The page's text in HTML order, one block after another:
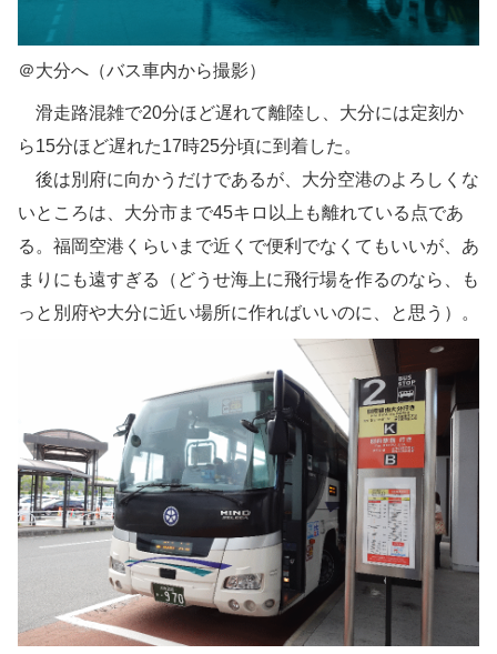
＠大分へ（バス車内から撮影）
滑走路混雑で20分ほど遅れて離陸し、大分には定刻か
ら15分ほど遅れた17時25分頃に到着した。
後は別府に向かうだけであるが、大分空港のよろしくな
いところは、大分市まで45キロ以上も離れている点であ
る。福岡空港くらいまで近くで便利でなくてもいいが、あ
まりにも遠すぎる（どうせ海上に飛行場を作るのなら、も
っと別府や大分に近い場所に作ればいいのに、と思う）。